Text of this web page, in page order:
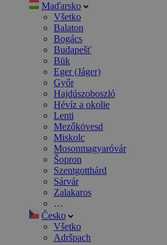
Maďarsko
Všetko
Balaton
Bogács
Budapešť
Bük
Eger (Jáger)
Győr
Hajdúszoboszló
Hévíz a okolie
Lenti
Mezőkövesd
Miskolc
Mosonmagyaróvár
Šopron
Szentgotthárd
Sárvár
Zalakaros
…
Česko
Všetko
Adršpach